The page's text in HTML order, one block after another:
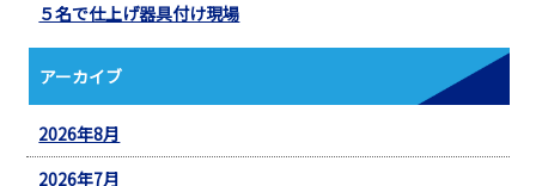
５名で仕上げ器具付け現場
アーカイブ
2026年8月
2026年7月